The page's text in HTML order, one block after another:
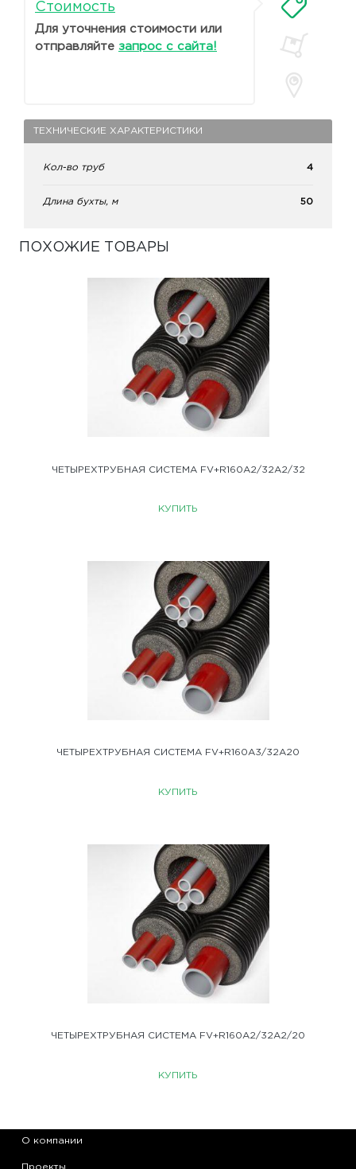
Стоимость
Для уточнения стоимости или
отправляйте запрос с сайта!
ТЕХНИЧЕСКИЕ ХАРАКТЕРИСТИКИ
Кол-во труб 4
Длина бухты, м 50
ПОХОЖИЕ ТОВАРЫ
ЧЕТЫРЕХТРУБНАЯ СИСТЕМА FV+R160A2/32A2/32
КУПИТЬ
ЧЕТЫРЕХТРУБНАЯ СИСТЕМА FV+R160A3/32A20
КУПИТЬ
ЧЕТЫРЕХТРУБНАЯ СИСТЕМА FV+R160A2/32A2/20
КУПИТЬ
О компании
Проекты